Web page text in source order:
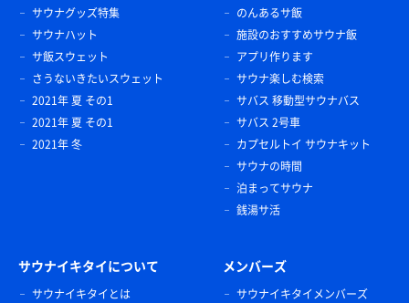
サウナグッズ特集
サウナハット
サ飯スウェット
さうないきたいスウェット
2021年 夏 その1
2021年 夏 その1
2021年 冬
のんあるサ飯
施設のおすすめサウナ飯
アプリ作ります
サウナ楽しむ検索
サバス 移動型サウナバス
サバス 2号車
カプセルトイ サウナキット
サウナの時間
泊まってサウナ
銭湯サ活
サウナイキタイについて
サウナイキタイとは
メンバーズ
サウナイキタイメンバーズ